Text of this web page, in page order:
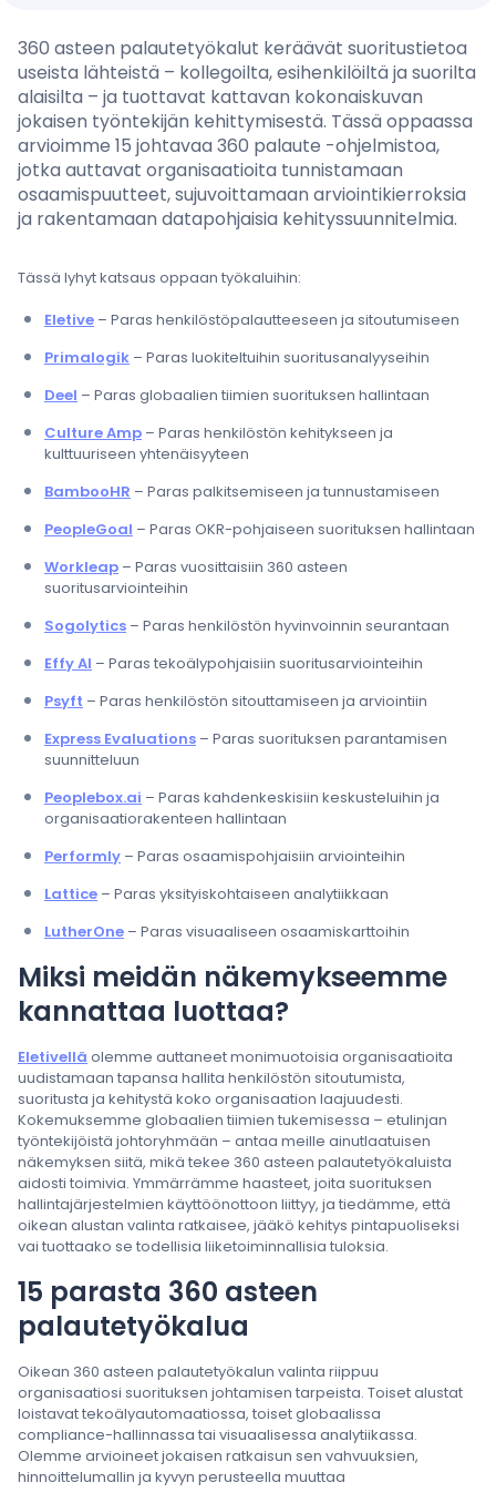
360 asteen palautetyökalut keräävät suoritustietoa
useista lähteistä – kollegoilta, esihenkilöiltä ja suorilta
alaisilta – ja tuottavat kattavan kokonaiskuvan
jokaisen työntekijän kehittymisestä. Tässä oppaassa
arvioimme 15 johtavaa 360 palaute -ohjelmistoa,
jotka auttavat organisaatioita tunnistamaan
osaamispuutteet, sujuvoittamaan arviointikierroksia
ja rakentamaan datapohjaisia kehityssuunnitelmia.
Tässä lyhyt katsaus oppaan työkaluihin:
Eletive – Paras henkilöstöpalautteeseen ja sitoutumiseen
Primalogik – Paras luokiteltuihin suoritusanalyyseihin
Deel – Paras globaalien tiimien suorituksen hallintaan
Culture Amp – Paras henkilöstön kehitykseen ja
kulttuuriseen yhtenäisyyteen
BambooHR – Paras palkitsemiseen ja tunnustamiseen
PeopleGoal – Paras OKR-pohjaiseen suorituksen hallintaan
Workleap – Paras vuosittaisiin 360 asteen
suoritusarviointeihin
Sogolytics – Paras henkilöstön hyvinvoinnin seurantaan
Effy AI – Paras tekoälypohjaisiin suoritusarviointeihin
Psyft – Paras henkilöstön sitouttamiseen ja arviointiin
Express Evaluations – Paras suorituksen parantamisen
suunnitteluun
Peoplebox.ai – Paras kahdenkeskisiin keskusteluihin ja
organisaatiorakenteen hallintaan
Performly – Paras osaamispohjaisiin arviointeihin
Lattice – Paras yksityiskohtaiseen analytiikkaan
LutherOne – Paras visuaaliseen osaamiskarttoihin
Miksi meidän näkemykseemme
kannattaa luottaa?
Eletivellä olemme auttaneet monimuotoisia organisaatioita
uudistamaan tapansa hallita henkilöstön sitoutumista,
suoritusta ja kehitystä koko organisaation laajuudesti.
Kokemuksemme globaalien tiimien tukemisessa – etulinjan
työntekijöistä johtoryhmään – antaa meille ainutlaatuisen
näkemyksen siitä, mikä tekee 360 asteen palautetyökaluista
aidosti toimivia. Ymmärrämme haasteet, joita suorituksen
hallintajärjestelmien käyttöönottoon liittyy, ja tiedämme, että
oikean alustan valinta ratkaisee, jääkö kehitys pintapuoliseksi
vai tuottaako se todellisia liiketoiminnallisia tuloksia.
15 parasta 360 asteen
palautetyökalua
Oikean 360 asteen palautetyökalun valinta riippuu
organisaatiosi suorituksen johtamisen tarpeista. Toiset alustat
loistavat tekoälyautomaatiossa, toiset globaalissa
compliance-hallinnassa tai visuaalisessa analytiikassa.
Olemme arvioineet jokaisen ratkaisun sen vahvuuksien,
hinnoittelumallin ja kyvyn perusteella muuttaa